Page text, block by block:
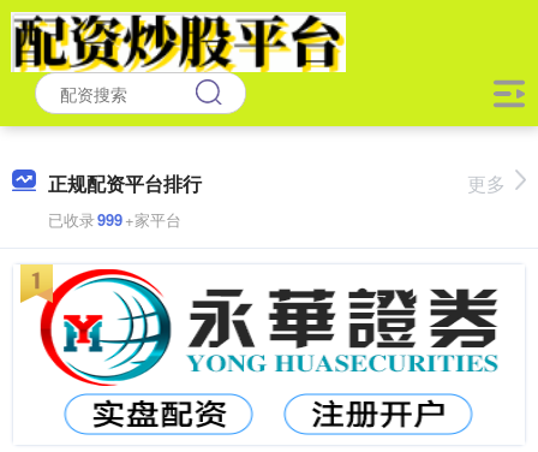
正规配资平台排行
已收录999+家平台
更多